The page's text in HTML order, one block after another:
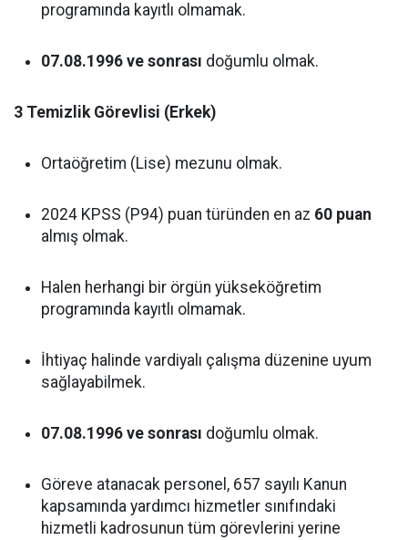
programında kayıtlı olmamak.
07.08.1996 ve sonrası doğumlu olmak.
3 Temizlik Görevlisi (Erkek)
Ortaöğretim (Lise) mezunu olmak.
2024 KPSS (P94) puan türünden en az 60 puan
almış olmak.
Halen herhangi bir örgün yükseköğretim
programında kayıtlı olmamak.
İhtiyaç halinde vardiyalı çalışma düzenine uyum
sağlayabilmek.
07.08.1996 ve sonrası doğumlu olmak.
Göreve atanacak personel, 657 sayılı Kanun
kapsamında yardımcı hizmetler sınıfındaki
hizmetli kadrosunun tüm görevlerini yerine